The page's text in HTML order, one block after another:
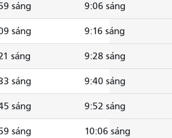
sáng 9:06 sáng
sáng 9:16 sáng
sáng 9:28 sáng
sáng 9:40 sáng
sáng 9:52 sáng
sáng 10:06 sáng